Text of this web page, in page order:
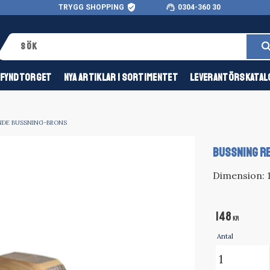
TRYGG SHOPPING verified_user support_agent 0304-360 30
FYNDTORGET NYA ARTIKLAR I SORTIMENTET
BUSSNING-BRONS
BUSSNING
Dimension:
148 KR
Antal